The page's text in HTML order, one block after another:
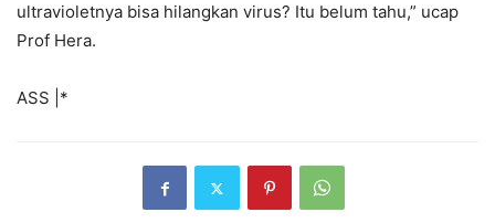
ultravioletnya bisa hilangkan virus? Itu belum tahu,” ucap
Prof Hera.
ASS |*